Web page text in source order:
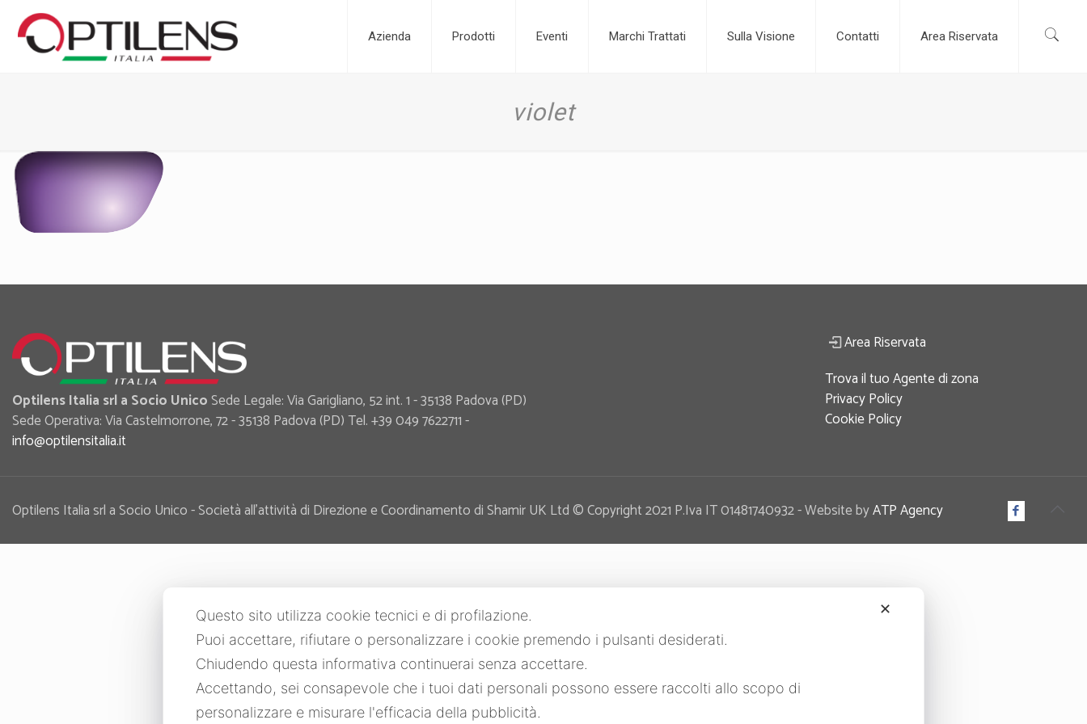
Azienda Prodotti Eventi Marchi Trattati Sulla Visione Contatti Area Riservata
violet
Optilens Italia srl a Socio UnicoSede Legale: Via Garigliano, 52 int. 1 - 35138 Padova (PD)
Sede Operativa: Via Castelmorrone, 72 - 35138 Padova (PD) Tel. +39 049 7622711 -
info@optilensitalia.it
Area Riservata
Trova il tuo Agente di zona
Privacy Policy
Cookie Policy
Optilens Italia srl a Socio Unico - Società all’attività di Direzione e Coordinamento di Shamir UK Ltd © Copyright 2021 P.Iva IT 01481740932 - Website byATP Agency
✕
Questo sito utilizza cookie tecnici e di profilazione.
Puoi accettare, rifiutare o personalizzare i cookie premendo i pulsanti desiderati.
Chiudendo questa informativa continuerai senza accettare.
Accettando, sei consapevole che i tuoi dati personali possono essere raccolti allo scopo di
personalizzare e misurare l'efficacia della pubblicità.